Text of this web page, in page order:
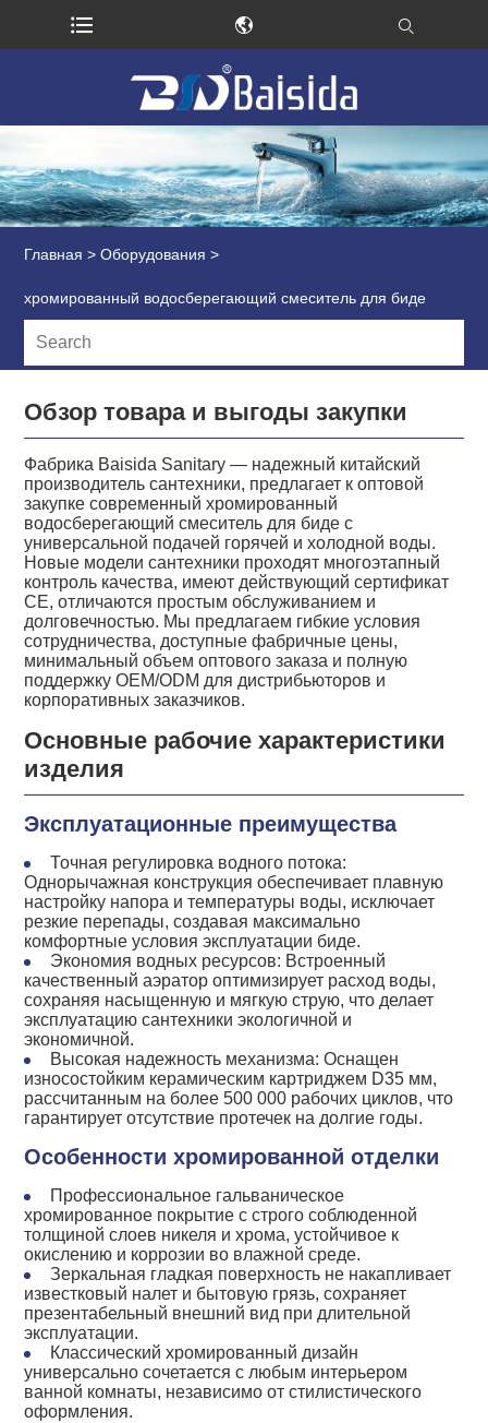
Главная > Оборудования >
хромированный водосберегающий смеситель для биде
Обзор товара и выгоды закупки
Фабрика Baisida Sanitary — надежный китайский
производитель сантехники, предлагает к оптовой
закупке современный хромированный
водосберегающий смеситель для биде с
универсальной подачей горячей и холодной воды.
Новые модели сантехники проходят многоэтапный
контроль качества, имеют действующий сертификат
CE, отличаются простым обслуживанием и
долговечностью. Мы предлагаем гибкие условия
сотрудничества, доступные фабричные цены,
минимальный объем оптового заказа и полную
поддержку OEM/ODM для дистрибьюторов и
корпоративных заказчиков.
Основные рабочие характеристики
изделия
Эксплуатационные преимущества
Точная регулировка водного потока:
Однорычажная конструкция обеспечивает плавную
настройку напора и температуры воды, исключает
резкие перепады, создавая максимально
комфортные условия эксплуатации биде.
Экономия водных ресурсов: Встроенный
качественный аэратор оптимизирует расход воды,
сохраняя насыщенную и мягкую струю, что делает
эксплуатацию сантехники экологичной и
экономичной.
Высокая надежность механизма: Оснащен
износостойким керамическим картриджем D35 мм,
рассчитанным на более 500 000 рабочих циклов, что
гарантирует отсутствие протечек на долгие годы.
Особенности хромированной отделки
Профессиональное гальваническое
хромированное покрытие с строго соблюденной
толщиной слоев никеля и хрома, устойчивое к
окислению и коррозии во влажной среде.
Зеркальная гладкая поверхность не накапливает
известковый налет и бытовую грязь, сохраняет
презентабельный внешний вид при длительной
эксплуатации.
Классический хромированный дизайн
универсально сочетается с любым интерьером
ванной комнаты, независимо от стилистического
оформления.